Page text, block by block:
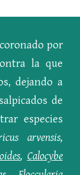
por
la que
dejando a
de
especies
arvensis,
, Calocybe